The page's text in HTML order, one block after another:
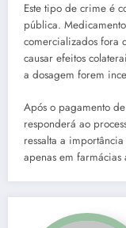
Este tipo de crime é
pública.
comercializados fora
causar efeitos
a dosagem forem
Após o pagamento
responderá ao
ressalta a
apenas em